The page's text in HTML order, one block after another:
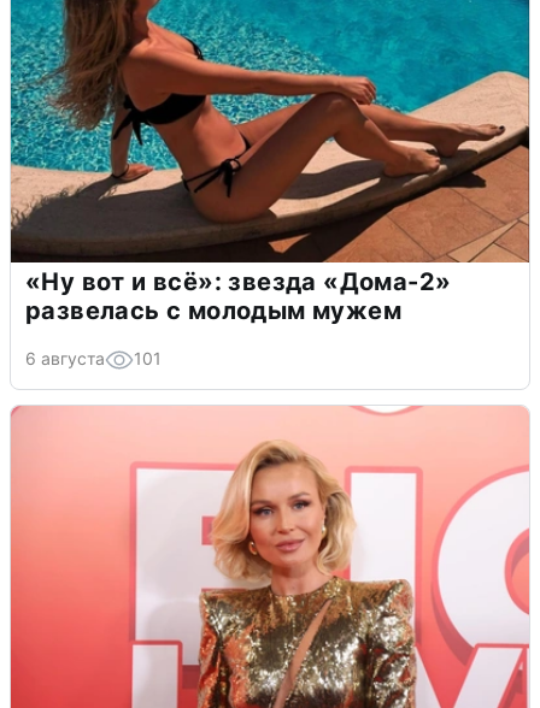
«Ну вот и всё»: звезда «Дома-2»
развелась с молодым мужем
6 августа 101